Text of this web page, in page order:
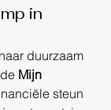
in
duurzaam
Mijn
steun